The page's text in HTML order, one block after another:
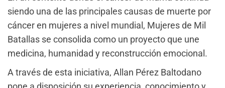
siendo una de las principales causas de muerte por
cáncer en mujeres a nivel mundial, Mujeres de Mil
Batallas se consolida como un proyecto que une
medicina, humanidad y reconstrucción emocional.
A través de esta iniciativa, Allan Pérez Baltodano